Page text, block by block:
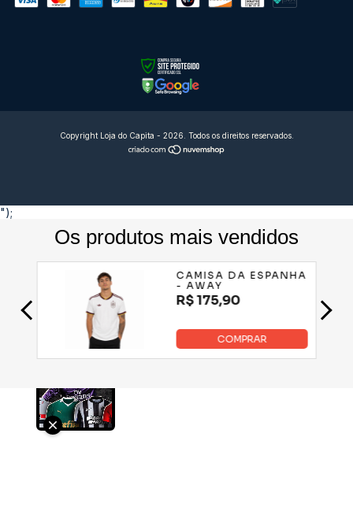
Copyright Loja do Capita - 2026. Todos os direitos reservados.
");